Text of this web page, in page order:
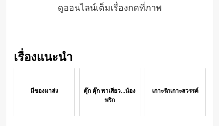
ดูออนไลน์เต็มเรื่องกดที่ภาพ
เรื่องแนะนำ
มีของมาส่ง
ตุ๊ก ตุ๊ก พาเสียว...น้อง
พริก
เกาะรักเกาะสวรรค์